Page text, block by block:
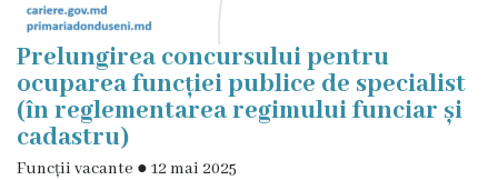
Prelungirea concursului pentru
ocuparea funcției publice de specialist
(în reglementarea regimului funciar și
cadastru)
Funcții vacante ● 12 mai 2025